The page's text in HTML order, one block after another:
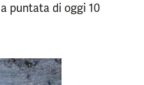
puntata di oggi 10